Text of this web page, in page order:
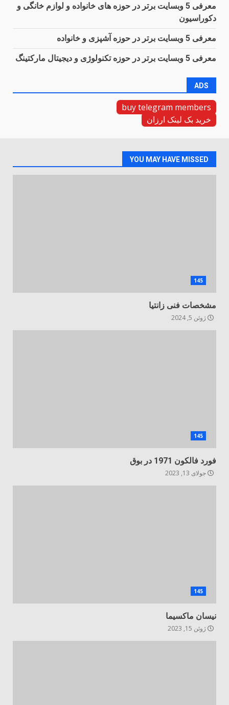
معرفی 5 وبسایت برتر در حوزه های خانواده و لوازم خانگی و
دکوراسیون
معرفی 5 وبسایت برتر در حوزه آشپزی و خانواده
معرفی 5 وبسایت برتر در حوزه تکنولوژی و دیجیتال مارکتینگ
ADS
buy telegram members
خرید بک لینک ارزان
YOU MAY HAVE MISSED
145
مشخصات فنی زانتیا
ژوئن 5, 2024
145
فورد فالکون 1971 در بوق
جولای 13, 2023
145
نیسان ماکسیما
ژوئن 15, 2023